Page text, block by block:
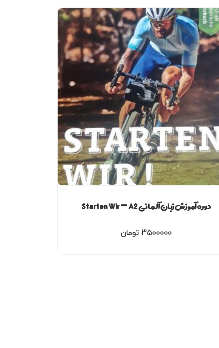
دوره آموزش زبان آلمانی Starten Wir – A2
3500000 تومان